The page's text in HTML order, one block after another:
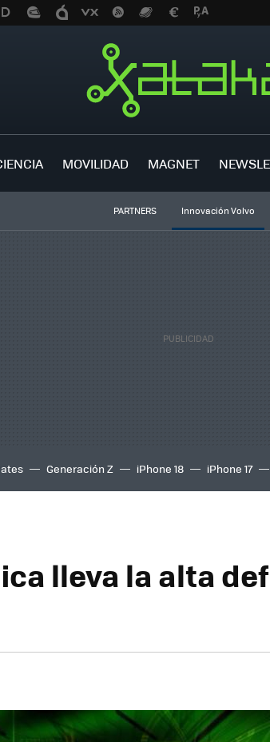
MOVILIDAD MAGNET
PARTNERS Innovación Volvo
Generación Z iPhone 18 iPhone 17
lleva la alta